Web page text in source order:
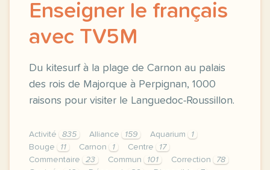
Enseigner le français
avec TV5M
Du kitesurf à la plage de Carnon au palais
des rois de Majorque à Perpignan, 1000
raisons pour visiter le Languedoc-Roussillon.
Activité 835 Alliance 159 Aquarium
1
Bouge
11 Carnon 1 Centre
17
Commentaire
23 Commun 101 Correction
78